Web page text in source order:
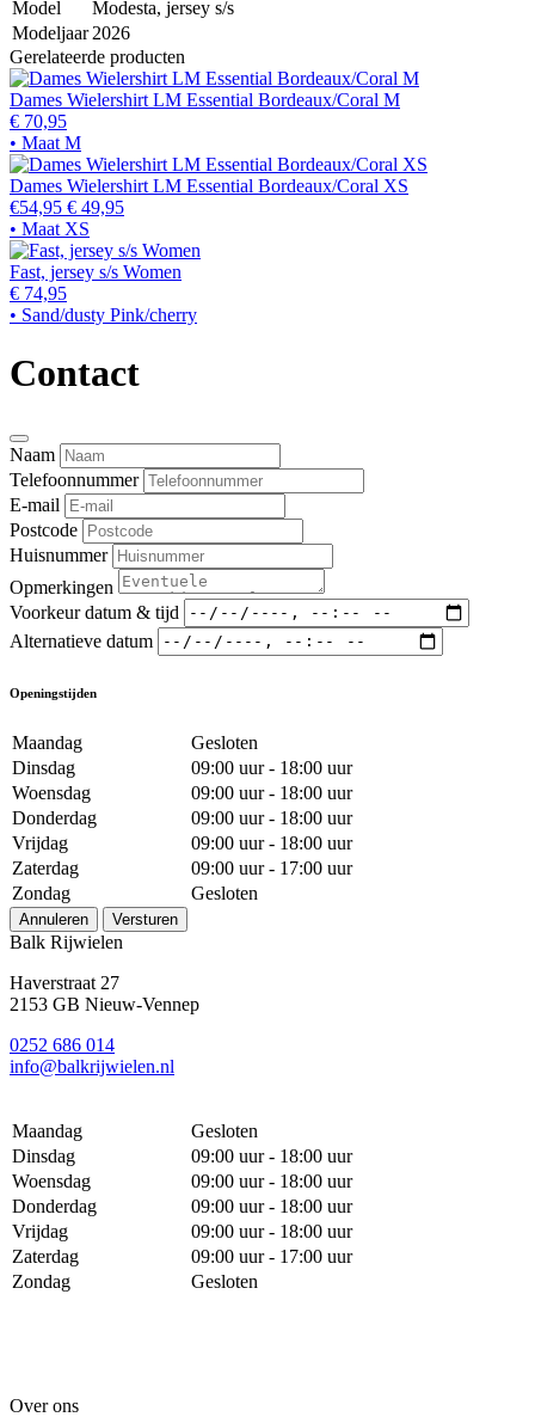
Model
Modesta, jersey s/s
Modeljaar 2026
Gerelateerde producten
Dames Wielershirt LM Essential Bordeaux/Coral M
€ 70,95
• Maat M
Dames Wielershirt LM Essential Bordeaux/Coral XS
€54,95 € 49,95
• Maat XS
Fast, jersey s/s Women
€ 74,95
• Sand/dusty Pink/cherry
Contact
Naam
Telefoonnummer
E-mail
Postcode
Huisnummer
Opmerkingen
Voorkeur datum & tijd
Alternatieve datum
Openingstijden
Maandag
Gesloten
Dinsdag
09:00 uur - 18:00 uur
Woensdag
09:00 uur - 18:00 uur
Donderdag
09:00 uur - 18:00 uur
Vrijdag
09:00 uur - 18:00 uur
Zaterdag
09:00 uur - 17:00 uur
Zondag
Gesloten
Annuleren Versturen
Balk Rijwielen
Haverstraat 27
2153 GB Nieuw-Vennep
0252 686 014
info@balkrijwielen.nl
Maandag
Gesloten
Dinsdag
09:00 uur - 18:00 uur
Woensdag
09:00 uur - 18:00 uur
Donderdag
09:00 uur - 18:00 uur
Vrijdag
09:00 uur - 18:00 uur
Zaterdag
09:00 uur - 17:00 uur
Zondag
Gesloten
Over ons